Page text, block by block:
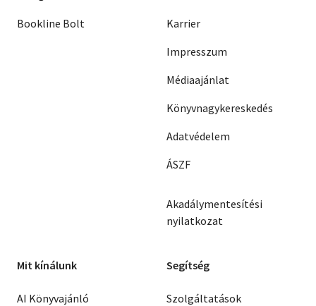
Bookline Bolt
Karrier
Impresszum
Médiaajánlat
Könyvnagykereskedés
Adatvédelem
ÁSZF
Akadálymentesítési
nyilatkozat
Mit kínálunk
AI Könyvajánló
Segítség
Szolgáltatások